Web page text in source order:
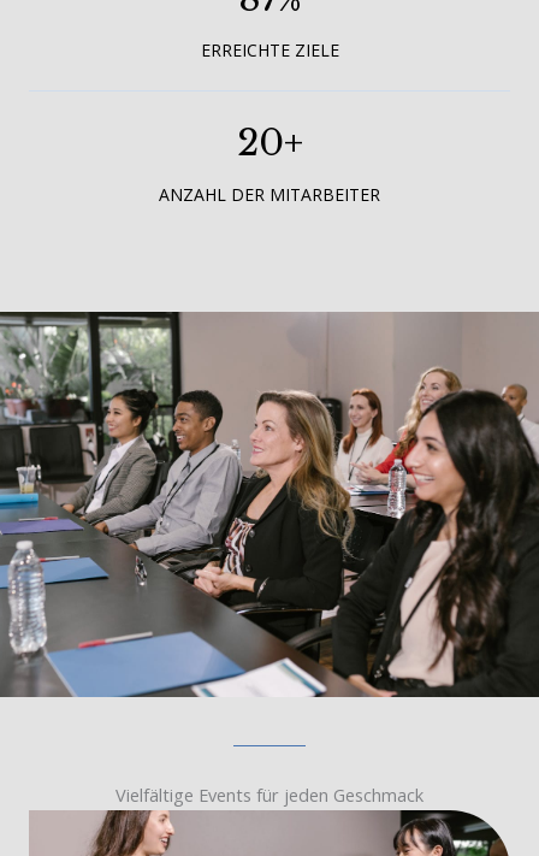
ERREICHTE ZIELE
20+
ANZAHL DER MITARBEITER
Vielfältige Events für jeden Geschmack